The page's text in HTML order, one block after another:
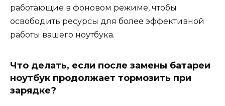
работающие в фоновом режиме, чтобы
освободить ресурсы для более эффективной
работы вашего ноутбука.
Что делать, если после замены батареи
ноутбук продолжает тормозить при
зарядке?